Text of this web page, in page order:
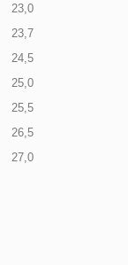
23,0
23,7
24,5
25,0
25,5
26,5
27,0